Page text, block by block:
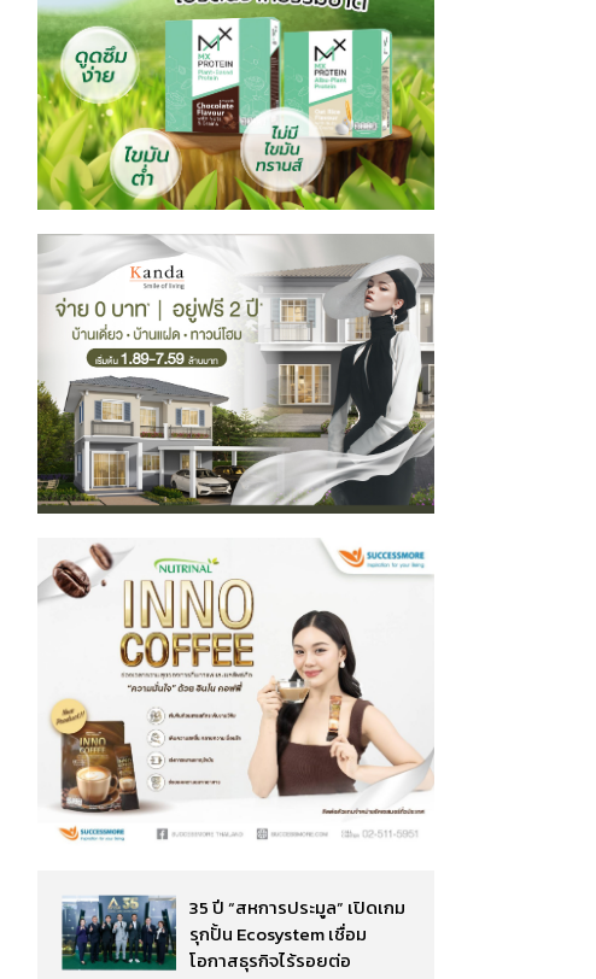
35 ปี “สหการประมูล” เปิดเกม
รุกปั้น Ecosystem เชื่อม
โอกาสธุรกิจไร้รอยต่อ